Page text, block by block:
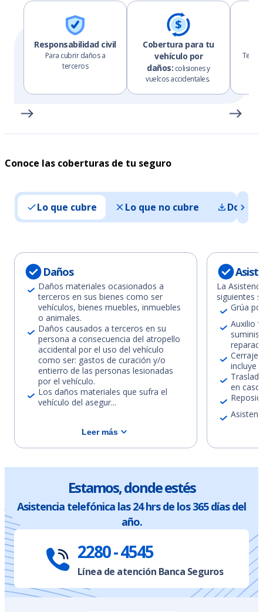
Responsabilidad civil
Para cubrir daños a
terceros
Cobertura para tu
vehículo por
daños: colisiones y
vuelcos accidentales.
Te
Conoce las coberturas de tu seguro
Lo que cubre Lo que no cubre
Daños
Daños materiales ocasionados a
terceros en sus bienes como ser
vehículos, bienes muebles, inmuebles
o animales.
Daños causados a terceros en su
persona a consecuencia del atropello
accidental por el uso del vehículo
como ser: gastos de curación y/o
entierro de las personas lesionadas
por el vehículo.
Los daños materiales que sufra el
vehículo del asegur...
Leer más
La
siguientes
Grúa
Auxilio
incluye
en
Estamos, donde estés
Asistencia telefónica las 24 hrs de los 365 días del
año.
2280 - 4545
Línea de atención Banca Seguros